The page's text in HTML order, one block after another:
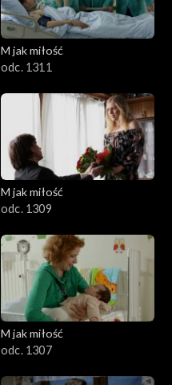
M jak miłość
odc. 1311
M jak miłość
odc. 1309
M jak miłość
odc. 1307